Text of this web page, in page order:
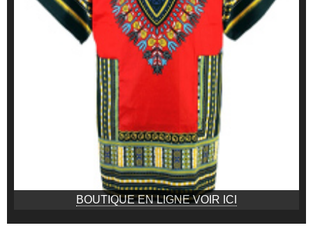
BOUTIQUE EN LIGNE VOIR ICI